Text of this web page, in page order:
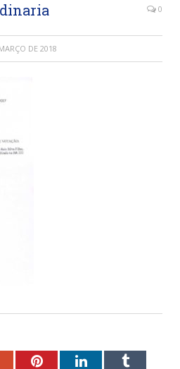
0
DE 2018
PinterestLinkedInTumblr